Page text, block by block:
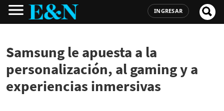
INGRESAR
Samsung le apuesta a la
personalización, al gaming y a
experiencias inmersivas